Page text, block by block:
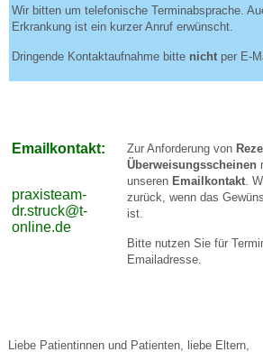
Wir bitten um telefonische Terminabsprache.
Erkrankung ist ein kurzer Anruf erwünscht.
Dringende Kontaktaufnahme bitte nichtper E-
Emailkontakt:
praxisteam-
dr.struck@t-
online.de
Zur Anforderung von
Überweisungsscheinen
unseren Emailkontakt.
zurück, wenn das
ist.
Bitte nutzen Sie für
Emailadresse.
Liebe Patientinnen und Patienten, liebe Eltern,